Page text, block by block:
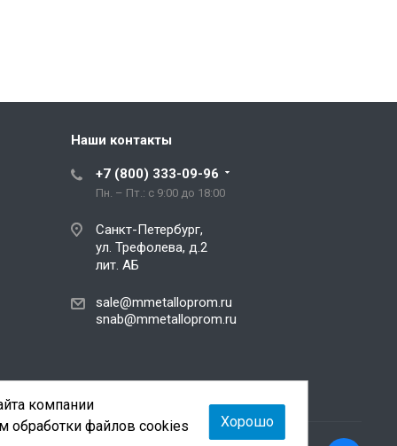
Наши контакты
+7 (800) 333-09-96
Пн. – Пт.: с 9:00 до 18:00
Санкт-Петербург,
ул. Трефолева, д.2
лит. АБ
sale@mmetalloprom.ru
snab@mmetalloprom.ru
компании
обработки файлов cookies
Хорошо